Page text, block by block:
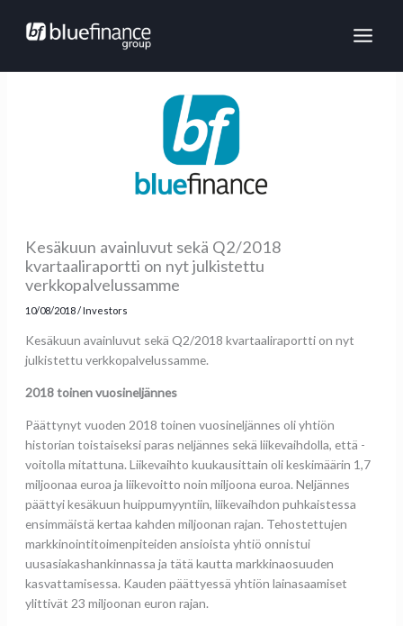
Kesäkuun avainluvut sekä Q2/2018
kvartaaliraportti on nyt julkistettu
verkkopalvelussamme
10/08/2018/Investors
Kesäkuun avainluvut sekä Q2/2018 kvartaaliraportti on nyt
julkistettu verkkopalvelussamme.
2018 toinen vuosineljännes
Päättynyt vuoden 2018 toinen vuosineljännes oli yhtiön
historian toistaiseksi paras neljännes sekä liikevaihdolla, että -
voitolla mitattuna. Liikevaihto kuukausittain oli keskimäärin 1,7
miljoonaa euroa ja liikevoitto noin miljoona euroa. Neljännes
päättyi kesäkuun huippumyyntiin, liikevaihdon puhkaistessa
ensimmäistä kertaa kahden miljoonan rajan. Tehostettujen
markkinointitoimenpiteiden ansioista yhtiö onnistui
uusasiakashankinnassa ja tätä kautta markkinaosuuden
kasvattamisessa. Kauden päättyessä yhtiön lainasaamiset
ylittivät 23 miljoonan euron rajan.